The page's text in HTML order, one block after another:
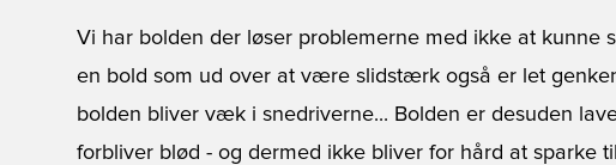
Vi har bolden der løser problemerne med ikke at kunne
en bold som ud over at være slidstærk også er let
bolden bliver væk i snedriverne... Bolden er desuden
forbliver blød - og dermed ikke bliver for hård at sparke